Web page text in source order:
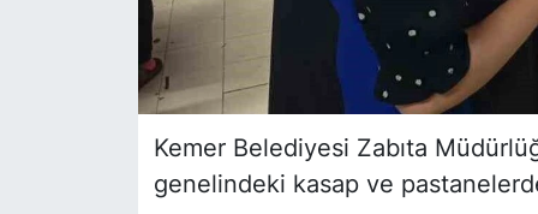
Kemer Belediyesi Zabıta
genelindeki kasap ve